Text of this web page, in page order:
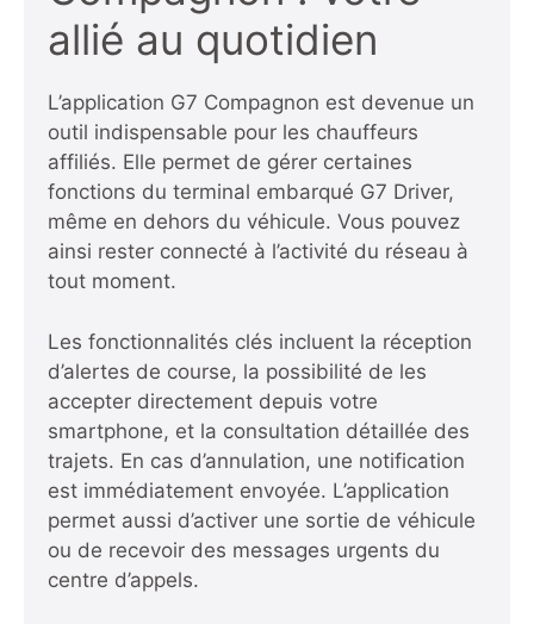
allié au quotidien
L’application G7 Compagnon est devenue un
outil indispensable pour les chauffeurs
affiliés. Elle permet de gérer certaines
fonctions du terminal embarqué G7 Driver,
même en dehors du véhicule. Vous pouvez
ainsi rester connecté à l’activité du réseau à
tout moment.
Les fonctionnalités clés incluent la réception
d’alertes de course, la possibilité de les
accepter directement depuis votre
smartphone, et la consultation détaillée des
trajets. En cas d’annulation, une notification
est immédiatement envoyée. L’application
permet aussi d’activer une sortie de véhicule
ou de recevoir des messages urgents du
centre d’appels.